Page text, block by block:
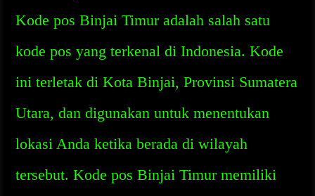
Kode pos Binjai Timur adalah salah satu
kode pos yang terkenal di Indonesia. Kode
ini terletak di Kota Binjai, Provinsi Sumatera
Utara, dan digunakan untuk menentukan
lokasi Anda ketika berada di wilayah
tersebut. Kode pos Binjai Timur memiliki